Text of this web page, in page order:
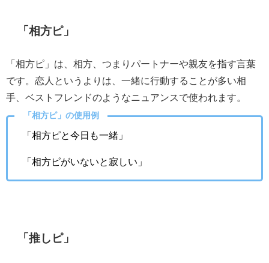
「相方ピ」
「相方ピ」は、相方、つまりパートナーや親友を指す言葉
です。恋人というよりは、一緒に行動することが多い相
手、ベストフレンドのようなニュアンスで使われます。
「相方ピ」の使用例
「相方ピと今日も一緒」
「相方ピがいないと寂しい」
「推しピ」